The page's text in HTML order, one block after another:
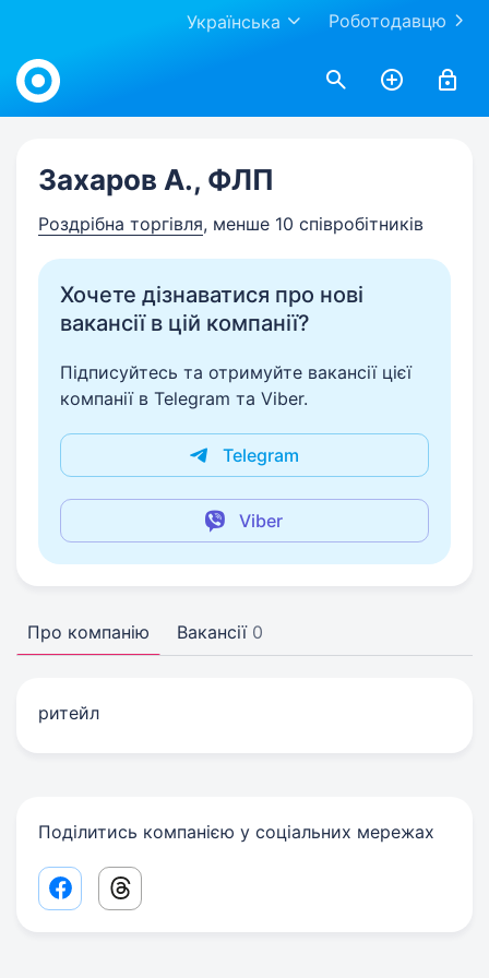
Роботодавцю
Українська
Work.ua
Захаров А., ФЛП
Роздрібна торгівля, менше 10 співробітників
Хочете дізнаватися про нові
вакансії в цій компанії?
Підписуйтесь та отримуйте вакансії цієї
компанії в Telegram та Viber.
Telegram
Viber
Про компанію Вакансії 0
ритейл
Поділитись компанією у соціальних мережах
Facebook share link
Threads share link